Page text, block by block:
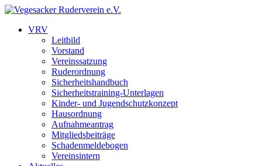
VRV
Leitbild
Vorstand
Vereinssatzung
Ruderordnung
Sicherheitshandbuch
Sicherheitstraining-Unterlagen
Kinder- und Jugendschutzkonzept
Hausordnung
Aufnahmeantrag
Mitgliedsbeiträge
Schadenmeldebogen
Vereinsintern